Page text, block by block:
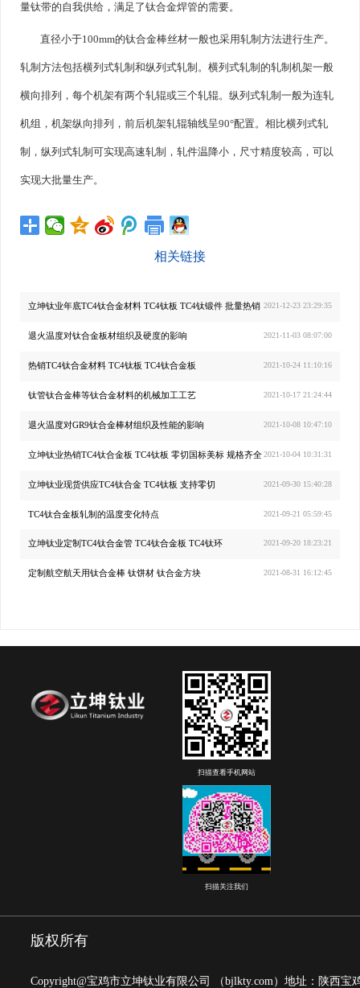
量钛带的自我供给，满足了钛合金焊管的需要。
直径小于100mm的钛合金棒丝材一般也采用轧制方法进行生产。
轧制方法包括横列式轧制和纵列式轧制。横列式轧制的轧制机架一般
横向排列，每个机架有两个轧辊或三个轧辊。纵列式轧制一般为连轧
机组，机架纵向排列，前后机架轧辊轴线呈90°配置。相比横列式轧
制，纵列式轧制可实现高速轧制，轧件温降小，尺寸精度较高，可以
实现大批量生产。
相关链接
2021-12-23 23:29:35
立坤钛业年底TC4钛合金材料 TC4钛板 TC4钛锻件 批量热销
2021-11-03 08:07:00
退火温度对钛合金板材组织及硬度的影响
2021-10-24 11:10:16
热销TC4钛合金材料 TC4钛板 TC4钛合金板
2021-10-17 21:24:44
钛管钛合金棒等钛合金材料的机械加工工艺
2021-10-08 10:47:10
退火温度对GR9钛合金棒材组织及性能的影响
2021-10-04 10:31:31
立坤钛业热销TC4钛合金板 TC4钛板 零切国标美标 规格齐全
2021-09-30 15:40:28
立坤钛业现货供应TC4钛合金 TC4钛板 支持零切
2021-09-21 05:59:45
TC4钛合金板轧制的温度变化特点
2021-09-20 18:23:21
立坤钛业定制TC4钛合金管 TC4钛合金板 TC4钛环
2021-08-31 16:12:45
定制航空航天用钛合金棒 钛饼材 钛合金方块
扫描查看手机网站
扫描关注我们
版权所有
Copyright@宝鸡市立坤钛业有限公司 （bjlkty.com） 地址：陕西宝